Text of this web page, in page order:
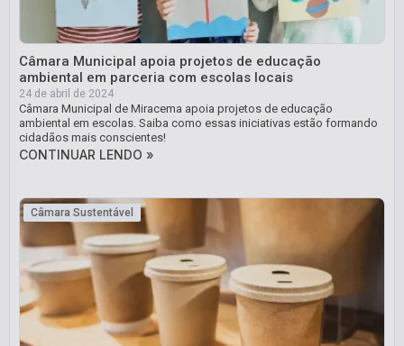
Câmara Municipal apoia projetos de educação
ambiental em parceria com escolas locais
24 de abril de 2024
Câmara Municipal de Miracema apoia projetos de educação
ambiental em escolas. Saiba como essas iniciativas estão formando
cidadãos mais conscientes!
CONTINUAR LENDO »
Câmara Sustentável